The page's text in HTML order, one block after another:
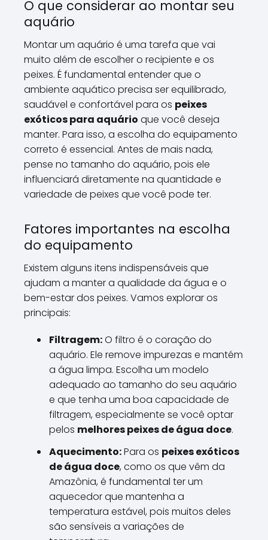
O que considerar ao montar seu
aquário
Montar um aquário é uma tarefa que vai
muito além de escolher o recipiente e os
peixes. É fundamental entender que o
ambiente aquático precisa ser equilibrado,
saudável e confortável para os peixes
exóticos para aquário que você deseja
manter. Para isso, a escolha do equipamento
correto é essencial. Antes de mais nada,
pense no tamanho do aquário, pois ele
influenciará diretamente na quantidade e
variedade de peixes que você pode ter.
Fatores importantes na escolha
do equipamento
Existem alguns itens indispensáveis que
ajudam a manter a qualidade da água e o
bem-estar dos peixes. Vamos explorar os
principais:
Filtragem:O filtro é o coração do
aquário. Ele remove impurezas e mantém
a água limpa. Escolha um modelo
adequado ao tamanho do seu aquário
e que tenha uma boa capacidade de
filtragem, especialmente se você optar
pelos melhores peixes de água doce.
Aquecimento:Para os peixes exóticos
de água doce, como os que vêm da
Amazônia, é fundamental ter um
aquecedor que mantenha a
temperatura estável, pois muitos deles
são sensíveis a variações de